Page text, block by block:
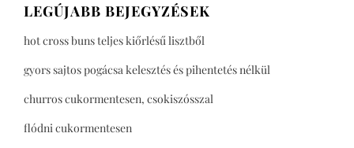
LEGÚJABB BEJEGYZÉSEK
hot cross buns teljes kiőrlésű lisztből
gyors sajtos pogácsa kelesztés és pihentetés nélkül
churros cukormentesen, csokiszósszal
flódni cukormentesen